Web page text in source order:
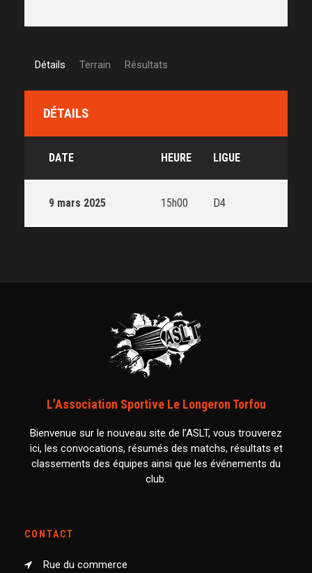
Détails Terrain Résultats
DÉTAILS
DATE HEURE LIGUE
9 mars 2025 15h00 D4
L’Association Sportive Le Longeron Torfou
Bienvenue sur le nouveau site de l’ASLT, vous trouverez
ici, les convocations, résumés des matchs, résultats et
classements des équipes ainsi que les événements du
club.
CONTACT
Rue du commerce